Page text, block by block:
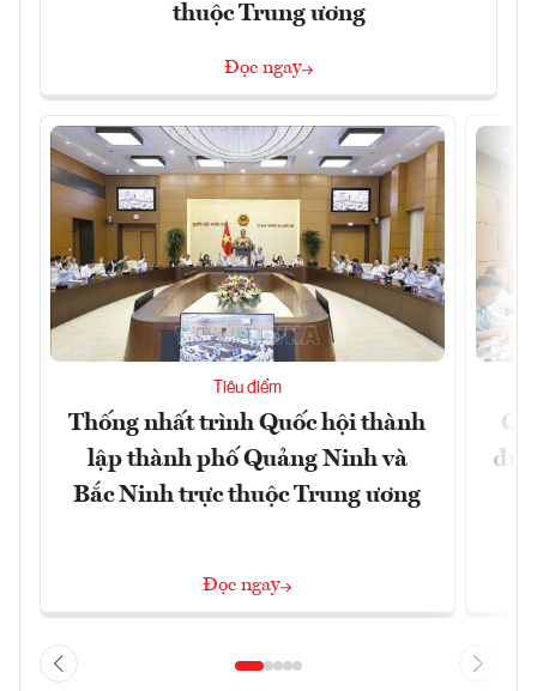
thuộc Trung ương
Đọc ngay
Tiêu điểm
Thống nhất trình Quốc hội thành
lập thành phố Quảng Ninh và
Bắc Ninh trực thuộc Trung ương
Đọc ngay
đủ